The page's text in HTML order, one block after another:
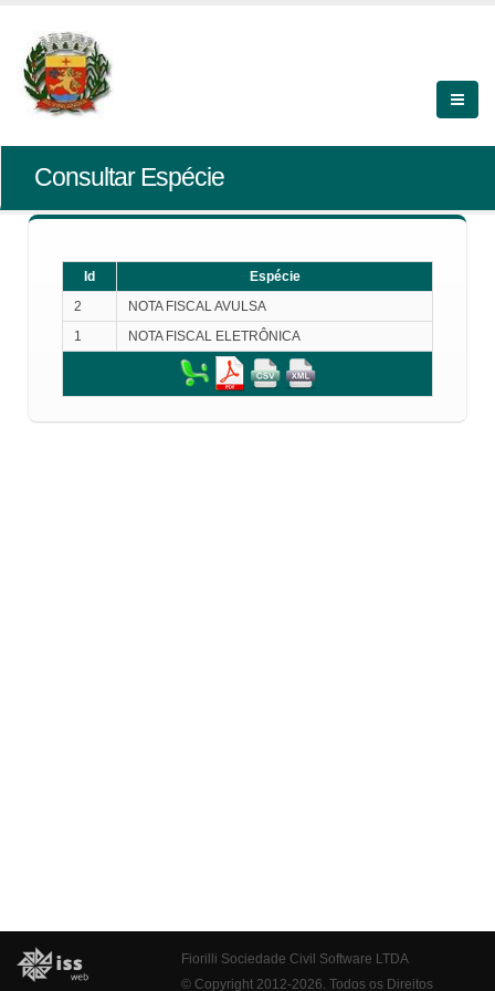
Consultar Espécie
Id
Espécie
2
NOTA FISCAL AVULSA
1
NOTA FISCAL ELETRÔNICA
Fiorilli Sociedade Civil Software LTDA
© Copyright 2012-2026. Todos os Direitos